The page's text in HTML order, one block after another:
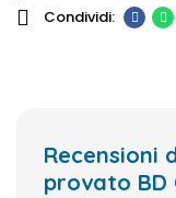
Recensioni
provato BD